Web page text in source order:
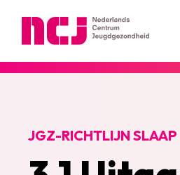
JGZ-RICHTLIJN SLAAP